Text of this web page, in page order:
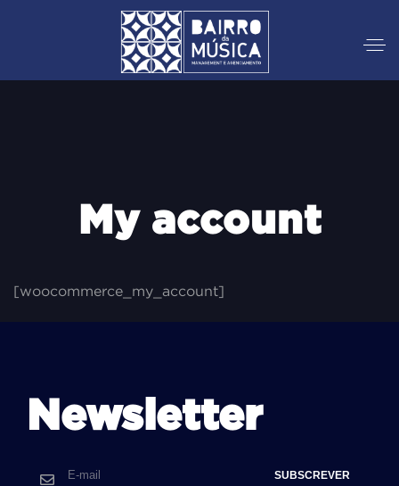
My account
[woocommerce_my_account]
Newsletter